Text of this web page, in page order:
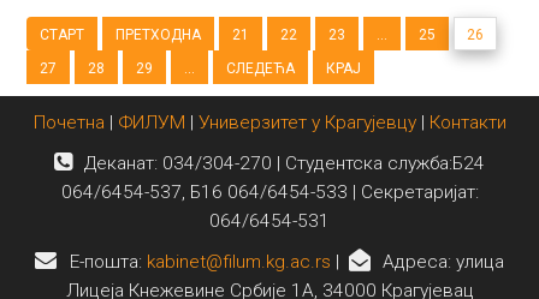
СТАРТ ПРЕТХОДНА 21 22 23 ... 25
26
27
28 29 ... СЛЕДЕЋА КРАЈ
Почетна | ФИЛУМ | Универзитет у Крагујевцу| Контакти
Деканат: 034/304-270 | Студентска служба:Б24
064/6454-537, Б16 064/6454-533 | Секретаријат:
064/6454-531
E-пошта: kabinet@filum.kg.ac.rs |
Адреса: улица
Лицеја Кнежевине Србије 1А, 34000 Крагујевац